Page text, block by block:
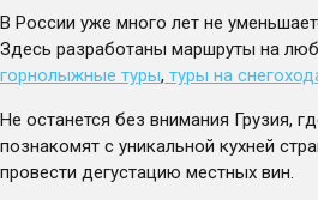
В России уже много лет не
Здесь разработаны маршруты на
горнолыжные туры, туры на
Не останется без внимания Грузия,
познакомят с уникальной кухней
провести дегустацию местных вин.